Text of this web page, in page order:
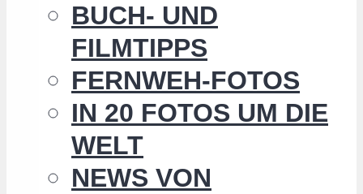
BUCH- UND
FILMTIPPS
FERNWEH-FOTOS
IN 20 FOTOS UM DIE
WELT
NEWS VON